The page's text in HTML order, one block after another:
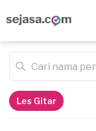
Les Gitar